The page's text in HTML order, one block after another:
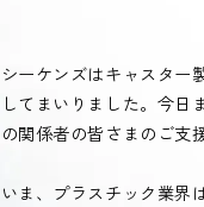
シーケンズはキャスター
してまいりました。今日
の関係者の皆さまのご支
いま、プラスチック業界